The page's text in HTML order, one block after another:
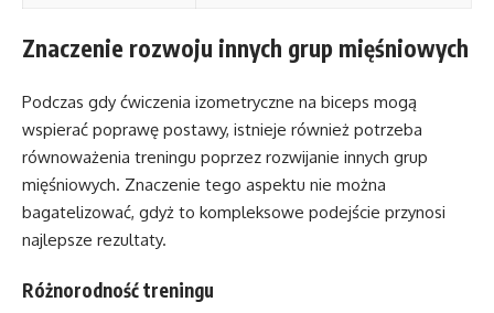
Znaczenie rozwoju innych grup mięśniowych
Podczas gdy ćwiczenia izometryczne na biceps mogą
wspierać poprawę postawy, istnieje również potrzeba
równoważenia treningu poprzez rozwijanie innych grup
mięśniowych. Znaczenie tego aspektu nie można
bagatelizować, gdyż to kompleksowe podejście przynosi
najlepsze rezultaty.
Różnorodność treningu